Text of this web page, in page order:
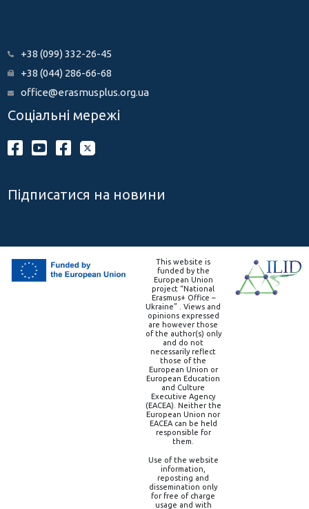
+38 (099) 332-26-45
+38 (044) 286-66-68
office@erasmusplus.org.ua
Соціальні мережі
Підписатися на новини
This website is
funded by the
European Union
project “National
Erasmus+ Office –
Ukraine” . Views and
opinions expressed
are however those
of the author(s) only
and do not
necessarily reflect
those of the
European Union or
European Education
and Culture
Executive Agency
(EACEA). Neither the
European Union nor
EACEA can be held
responsible for
them.
Use of the website
information,
reposting and
dissemination only
for free of charge
usage and with